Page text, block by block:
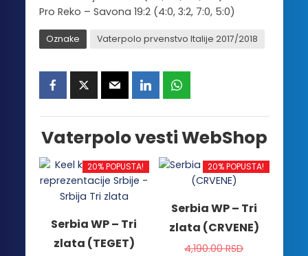
Pro Reko – Savona 19:2 (4:0, 3:2, 7:0, 5:0)
Oznake Vaterpolo prvenstvo Italije 2017/2018
Vaterpolo vesti WebShop
20% POPUSTA!
Serbia WP – Tri
zlata (TEGET)
20% POPUSTA!
Serbia WP – Tri
zlata (CRVENE)
4,190.00RSD